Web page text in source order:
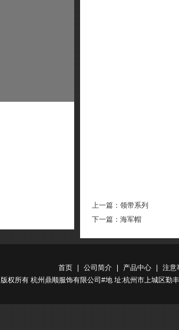
上一篇： 领带系列
下一篇： 海军帽
首页 公司简介 产品中心
注意
版权所有 杭州鼎顺服饰有限公司#地 址:杭州市上城区